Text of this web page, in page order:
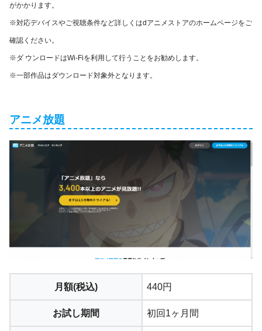
がかかります。
※対応デバイスやご視聴条件など詳しくはdアニメストアのホームページをご
確認ください。
※ダ ウンロードはWi-Fiを利用して行うことをお勧めします。
※一部作品はダウンロード対象外となります。
アニメ放題
月額(税込) 440円
お試し期間 初回1ヶ月間